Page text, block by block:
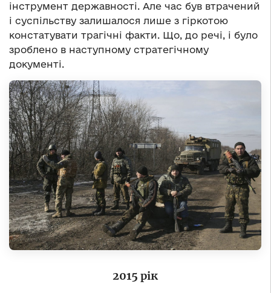
інструмент державності. Але час був втрачений
і суспільству залишалося лише з гіркотою
констатувати трагічні факти. Що, до речі, і було
зроблено в наступному стратегічному
документі.
2015 рік